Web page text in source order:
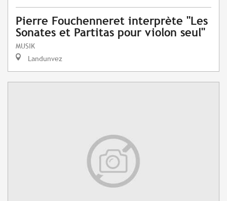
Pierre Fouchenneret interprète "Les
Sonates et Partitas pour violon seul"
MUSIK
Landunvez